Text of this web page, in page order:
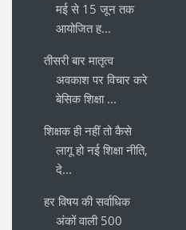
मई से 15 जून तक
आयोजित ह...
तीसरी बार मातृत्व
अवकाश पर विचार करे
बेसिक शिक्षा ...
शिक्षक ही नहीं तो कैसे
लागू हो नई शिक्षा नीति,
दे...
हर विषय की सर्वाधिक
अंकों वाली 500